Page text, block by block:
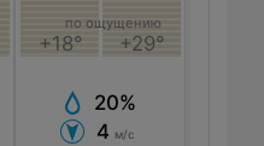
+18° +29°
по ощущению
20%
4 м/с